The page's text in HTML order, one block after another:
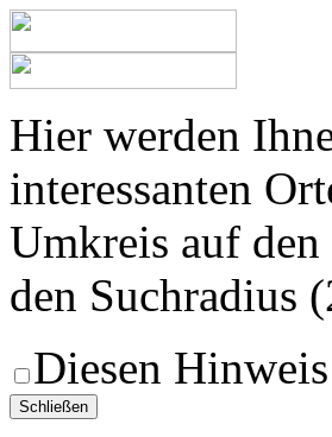
Hier werden
interessanten
Umkreis auf
den Suchradius
Diesen
Schließen